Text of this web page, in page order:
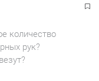
количество
рук?